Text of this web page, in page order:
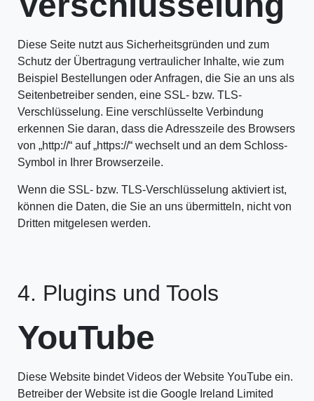
Diese Seite nutzt aus Sicherheitsgründen und zum
Schutz der Übertragung vertraulicher Inhalte, wie zum
Beispiel Bestellungen oder Anfragen, die Sie an uns als
Seitenbetreiber senden, eine SSL- bzw. TLS-
Verschlüsselung. Eine verschlüsselte Verbindung
erkennen Sie daran, dass die Adresszeile des Browsers
von „http://“ auf „https://“ wechselt und an dem Schloss-
Symbol in Ihrer Browserzeile.
Wenn die SSL- bzw. TLS-Verschlüsselung aktiviert ist,
können die Daten, die Sie an uns übermitteln, nicht von
Dritten mitgelesen werden.
4. Plugins und Tools
YouTube
Diese Website bindet Videos der Website YouTube ein.
Betreiber der Website ist die Google Ireland Limited